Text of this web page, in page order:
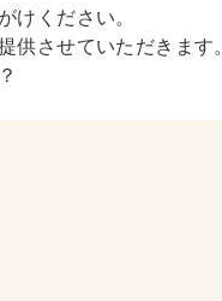
ください。
させていただきます。